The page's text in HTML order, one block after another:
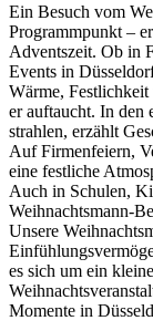
Ein Besuch vom
Programmpunkt –
Adventszeit. Ob in
Events in
Wärme,
er auftaucht. In den
strahlen, erzählt
Auf Firmenfeiern,
eine festliche
Auch in Schulen,
Weihnachtsmann-
Unsere
es sich um ein
Momente in